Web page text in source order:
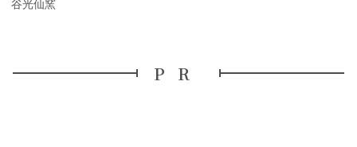
九谷光仙窯
PR